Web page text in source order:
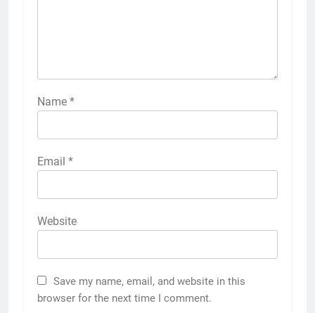
Name *
Email *
Website
Save my name, email, and website in this
browser for the next time I comment.